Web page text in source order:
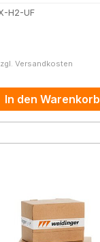
H2-UF
Versandkosten
In den Warenkorb